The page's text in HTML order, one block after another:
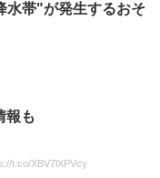
水帯"が発生するおそ
報も
t.co/XBV7lXPVcy